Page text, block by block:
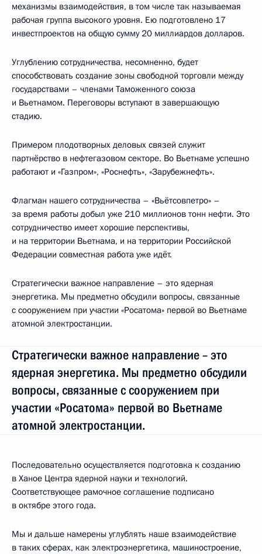
механизмы взаимодействия, в том числе так называемая
рабочая группа высокого уровня. Ею подготовлено 17
инвестпроектов на общую сумму 20 миллиардов долларов.
Углублению сотрудничества, несомненно, будет
способствовать создание зоны свободной торговли между
государствами – членами Таможенного союза
и Вьетнамом. Переговоры вступают в завершающую
стадию.
Примером плодотворных деловых связей служит
партнёрство в нефтегазовом секторе. Во Вьетнаме успешно
работают и «Газпром», «Роснефть», «Зарубежнефть».
Флагман нашего сотрудничества – «Вьётсовпетро» –
за время работы добыл уже 210 миллионов тонн нефти. Это
сотрудничество имеет хорошие перспективы,
и на территории Вьетнама, и на территории Российской
Федерации совместная работа уже идёт.
Стратегически важное направление – это ядерная
энергетика. Мы предметно обсудили вопросы, связанные
с сооружением при участии «Росатома» первой во Вьетнаме
атомной электростанции.
Стратегически важное направление – это
ядерная энергетика. Мы предметно обсудили
вопросы, связанные с сооружением при
участии «Росатома» первой во Вьетнаме
атомной электростанции.
Последовательно осуществляется подготовка к созданию
в Ханое Центра ядерной науки и технологий.
Соответствующее рамочное соглашение подписано
в октябре этого года.
Мы и дальше намерены углублять наше взаимодействие
в таких сферах, как электроэнергетика, машиностроение,